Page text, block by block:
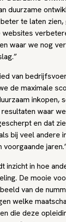
duurzame
te laten
waar we nog
van
de maximale
inkopen,
waar
en dat
bij veel andere
inzicht in hoe
De mooie
van de
welke
die deze